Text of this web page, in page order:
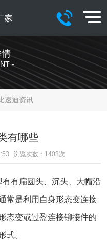
-
速迪资讯
有哪些
浏览次数： 1408次
有扁圆头、沉头、大帽沿
常是利用自身形态变连接
态变或过盈连接铆接件的
式。